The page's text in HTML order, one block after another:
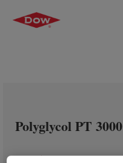
Polyglycol PT 3000